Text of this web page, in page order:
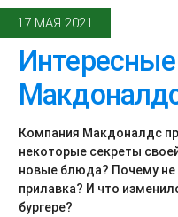
17 МАЯ 2021
Компания Макдоналдс
некоторые секреты
новые блюда? Почему
прилавка? И что
бургере?